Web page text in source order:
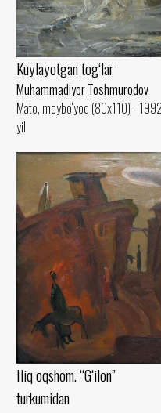
Kuylayotgan tog‘lar
Muhammadiyor Toshmurodov
Mato, moybo‘yoq (80x110) - 1992
yil
Iliq oqshom. “G‘ilon”
turkumidan